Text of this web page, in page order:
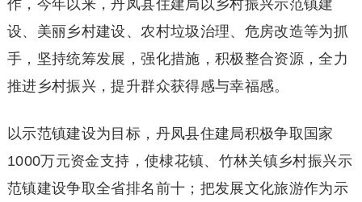
作，今年以来，丹凤县住建局以乡村振兴示范镇建
设、美丽乡村建设、农村垃圾治理、危房改造等为抓
手，坚持统筹发展，强化措施，积极整合资源，全力
推进乡村振兴，提升群众获得感与幸福感。
以示范镇建设为目标，丹凤县住建局积极争取国家
1000万元资金支持，使棣花镇、竹林关镇乡村振兴示
范镇建设争取全省排名前十；把发展文化旅游作为示